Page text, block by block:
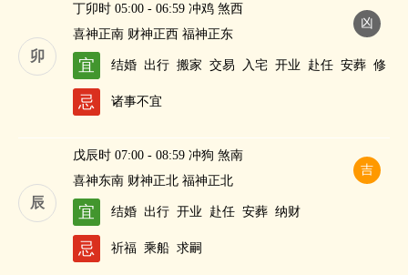
卯
凶
丁卯时 05:00 - 06:59 冲鸡 煞西
喜神正南 财神正西 福神正东
宜 结婚 出行 搬家 交易 入宅 开业 赴任 安葬 修
造
求嗣
忌 诸事不宜
辰
吉
戊辰时 07:00 - 08:59 冲狗 煞南
喜神东南 财神正北 福神正北
宜 结婚 出行 开业 赴任 安葬 纳财
忌 祈福 乘船 求嗣